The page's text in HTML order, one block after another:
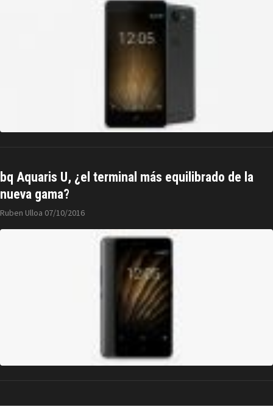
bq Aquaris U, ¿el terminal más equilibrado de la
nueva gama?
Ruben Ulloa 07/10/2016